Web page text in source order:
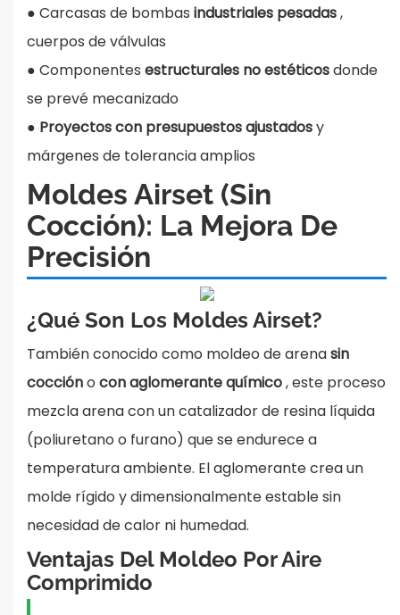
● Carcasas de bombas industriales pesadas,
cuerpos de válvulas
● Componentes estructurales no estéticosdonde
se prevé mecanizado
● Proyectos con presupuestos ajustadosy
márgenes de tolerancia amplios
Moldes Airset (sin
Cocción): La Mejora De
Precisión
¿Qué Son Los Moldes Airset?
También conocido como moldeo de arenasin
coccióno con aglomerante químico, este proceso
mezcla arena con un catalizador de resina líquida
(poliuretano o furano) que se endurece a
temperatura ambiente. El aglomerante crea un
molde rígido y dimensionalmente estable sin
necesidad de calor ni humedad.
Ventajas Del Moldeo Por Aire
Comprimido